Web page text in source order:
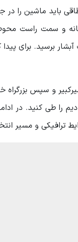
باید ماشین را در
و سمت راست
پایین بروید تا پس از حدود 30 دقیقه
و سپس
طی کنید. در
ترافیکی و مسیر